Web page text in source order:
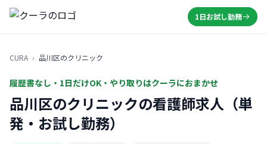
1日お試し勤務
CURA › 品川区のクリニック
履歴書なし・1日だけOK・やり取りはクーラにおまかせ
品川区のクリニックの看護師求人（単
発・お試し勤務）